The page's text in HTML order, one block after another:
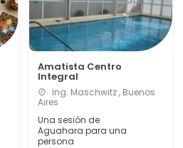
Amatista Centro
Integral
Ing. Maschwitz , Buenos
Aires
Una sesión de
Aguahara para una
persona